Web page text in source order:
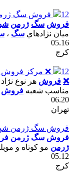
12
فروش سگ
فروش سگ ژرمن
ميان نژادهاي سگ ،
05.16
کرج
12
❌ مرکز فروش
❌ فروش هر نوع نژاد
مناسب شعبه فروش
06.20
تهران
فروش سگ ژرمن
فروش سگ ژرمن
ژرمن مو کوتاه و
05.12
کرج